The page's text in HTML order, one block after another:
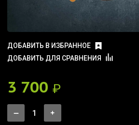
ДОБАВИТЬ В ИЗБРАННОЕ
ДОБАВИТЬ ДЛЯ СРАВНЕНИЯ
3 700 ₽